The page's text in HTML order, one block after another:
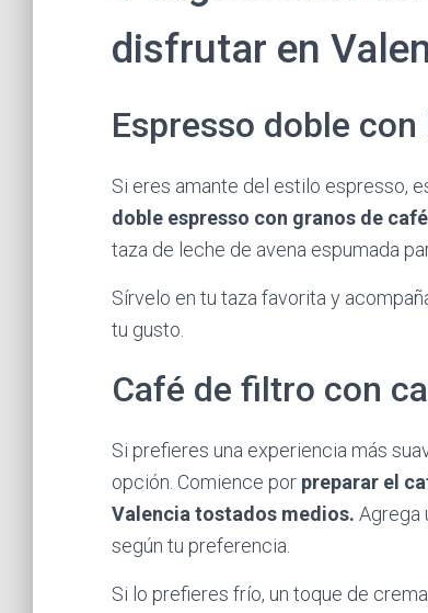
disfrutar en
Espresso doble
Si eres amante del estilo espresso,
doble espresso con granos de
taza de leche de avena espumada
Sírvelo en tu taza favorita y
tu gusto.
Café de filtro con
Si prefieres una experiencia más
opción. Comience por preparar el
Valencia tostados medios. Agrega
según tu preferencia.
Si lo prefieres frío, un toque de